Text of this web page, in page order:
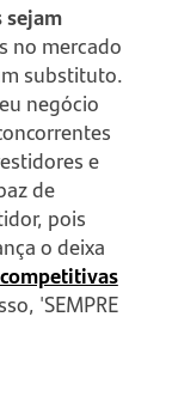
sejam
no mercado
substituto.
negócio
e
de
pois
o deixa
'SEMPRE